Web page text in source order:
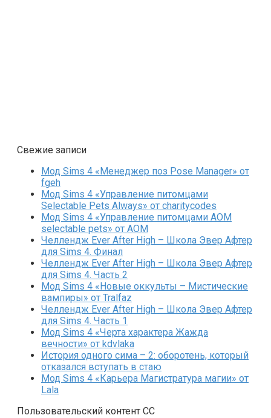
Свежие записи
Мод Sims 4 «Менеджер поз Pose Manager» от
fgeh
Мод Sims 4 «Управление питомцами
Selectable Pets Always» от charitycodes
Мод Sims 4 «Управление питомцами AOM
selectable pets» от AOM
Челлендж Ever After High – Школа Эвер Афтер
для Sims 4. Финал
Челлендж Ever After High – Школа Эвер Афтер
для Sims 4. Часть 2
Мод Sims 4 «Новые оккульты – Мистические
вампиры» от Tralfaz
Челлендж Ever After High – Школа Эвер Афтер
для Sims 4. Часть 1
Мод Sims 4 «Черта характера Жажда
вечности» от kdvlaka
История одного сима – 2: оборотень, который
отказался вступать в стаю
Мод Sims 4 «Карьера Магистратура магии» от
Lala
Пользовательский контент СС